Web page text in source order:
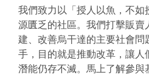
我們致力以「授人以魚，不如
源匱乏的社區。我們打擊販賣
建、改善烏干達的主要社會問
手，目的就是推動改革，讓人
潛能仍存不滅。馬上了解參與